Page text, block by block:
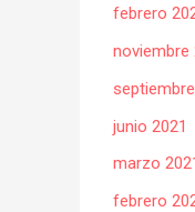
febrero
noviembre
junio 2021
marzo
febrero